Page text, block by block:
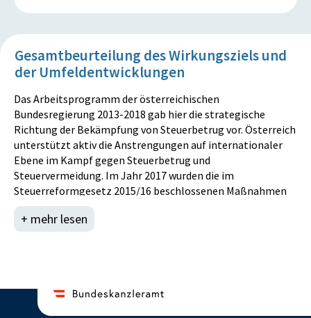
Gesamtbeurteilung des Wirkungsziels und
der Umfeldentwicklungen
Das Arbeitsprogramm der österreichischen
Bundesregierung 2013-2018 gab hier die strategische
Richtung der Bekämpfung von Steuerbetrug vor. Österreich
unterstützt aktiv die Anstrengungen auf internationaler
Ebene im Kampf gegen Steuerbetrug und
Steuervermeidung. Im Jahr 2017 wurden die im
Steuerreformgesetz 2015/16 beschlossenen Maßnahmen
fortgeführt.
Die Finanzverwaltung konnte die vorgesehenen
sichern und zum anderen die Qualität der Leistungen für die
Kundinnen und Kunden aufrechtzuerhalten. Als moderne
+ mehr lesen